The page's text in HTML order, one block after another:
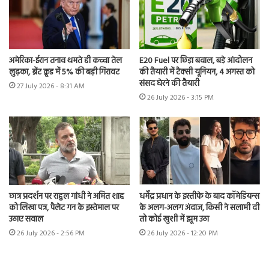
अमेरिका-ईरान तनाव थमते ही कच्चा तेल
लुढ़का, ब्रेंट क्रूड में 5% की बड़ी गिरावट
27 July 2026 - 8:31 AM
E20 Fuel पर छिड़ा बवाल, बड़े आंदोलन
की तैयारी में टैक्सी यूनियन, 4 अगस्त को
संसद घेरने की तैयारी
26 July 2026 - 3:15 PM
छात्र प्रदर्शन पर राहुल गांधी ने अमित शाह
को लिखा पत्र, पैलेट गन के इस्तेमाल पर
उठाए सवाल
26 July 2026 - 2:56 PM
धर्मेंद्र प्रधान के इस्तीफे के बाद कॉमेडियन्स
के अलग-अलग अंदाज, किसी ने सलामी दी
तो कोई खुशी में झूम उठा
26 July 2026 - 12:20 PM